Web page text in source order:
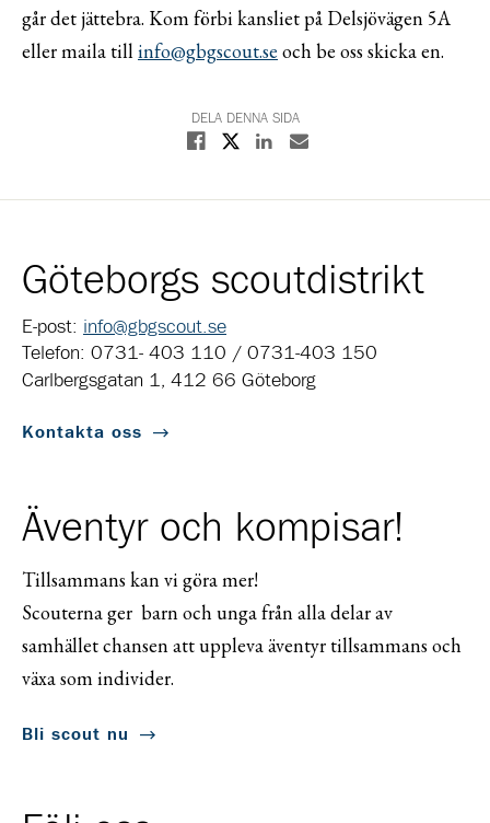
går det jättebra. Kom förbi kansliet på Delsjövägen 5A
eller maila tillinfo@gbgscout.se och be oss skicka en.
DELA DENNA SIDA
Dela på Facebook
Dela på XDela på Linkedin
Dela med E-post
Göteborgs scoutdistrikt
E-post: info@gbgscout.se
Telefon: 0731- 403 110 / 0731-403 150
Carlbergsgatan 1, 412 66 Göteborg
Kontakta oss
Äventyr och kompisar!
Tillsammans kan vi göra mer!
Scouterna ger barn och unga från alla delar av
samhället chansen att uppleva äventyr tillsammans och
växa som individer.
Bli scout nu